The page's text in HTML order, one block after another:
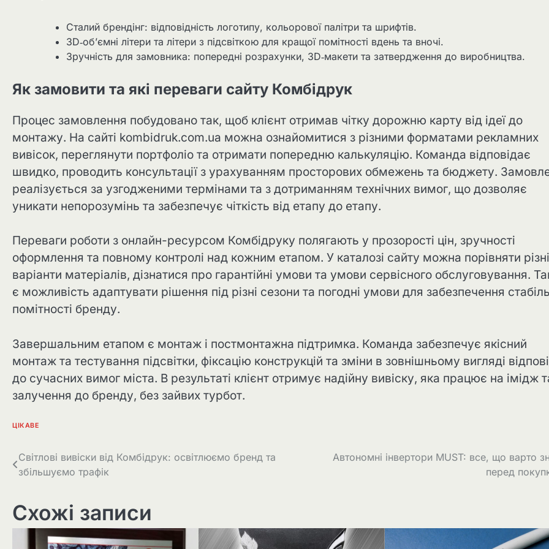
Сталий брендінг: відповідність логотипу, кольорової палітри та шрифтів.
3D‑об’ємні літери та літери з підсвіткою для кращої помітності вдень та вночі.
Зручність для замовника: попередні розрахунки, 3D‑макети та затвердження до виробництва.
Як замовити та які переваги сайту Комбідрук
Процес замовлення побудовано так, щоб клієнт отримав чітку дорожню карту від ідеї до
монтажу. На сайті kombidruk.com.ua можна ознайомитися з різними форматами рекламних
вивісок, переглянути портфоліо та отримати попередню калькуляцію. Команда відповідає
швидко, проводить консультації з урахуванням просторових обмежень та бюджету.
реалізується за узгодженими термінами та з дотриманням технічних вимог, що дозволяє
уникати непорозумінь та забезпечує чіткість від етапу до етапу.
Переваги роботи з онлайн-ресурсом Комбідруку полягають у прозорості цін, зручності
оформлення та повному контролі над кожним етапом. У каталозі сайту можна порівняти різні
варіанти матеріалів, дізнатися про гарантійні умови та умови сервісного обслуговування.
є можливість адаптувати рішення під різні сезони та погодні умови для забезпечення
помітності бренду.
Завершальним етапом є монтаж і постмонтажна підтримка. Команда забезпечує якісний
монтаж та тестування підсвітки, фіксацію конструкцій та зміни в зовнішньому вигляді
до сучасних вимог міста. В результаті клієнт отримує надійну вивіску, яка працює на імідж
залучення до бренду, без зайвих турбот.
ЦІКАВЕ
Навігація
записів
Світлові вивіски від Комбідрук: освітлюємо бренд та
збільшуємо трафік
Автономні інвертори MUST: все, що варто
перед
Схожі записи